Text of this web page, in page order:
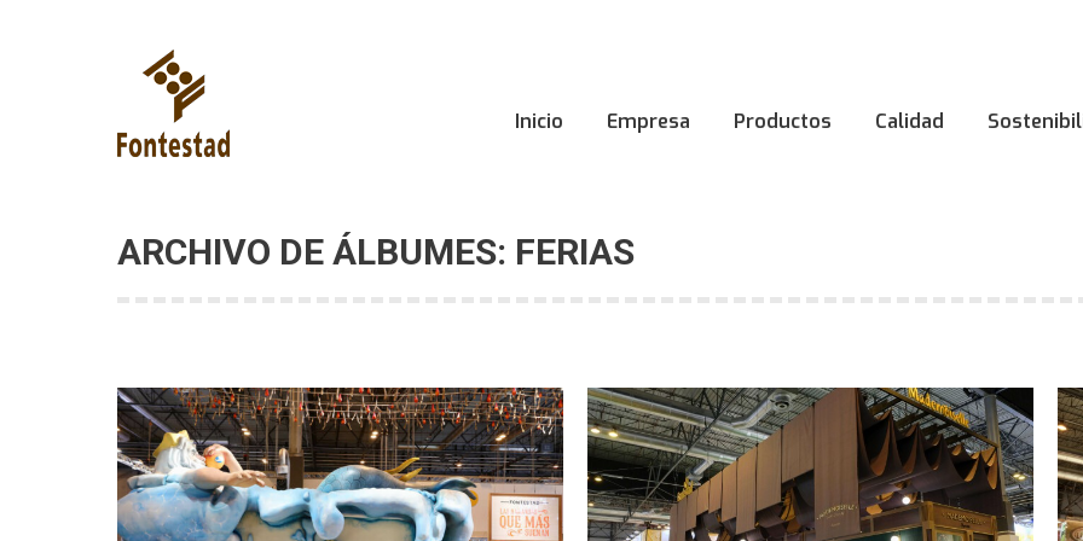
Inicio Empresa Productos Calidad
ARCHIVO DE ÁLBUMES: FERIAS